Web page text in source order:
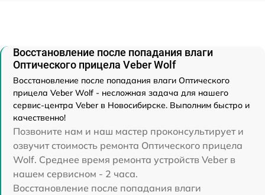
Восстановление после попадания влаги
Оптического прицела Veber Wolf
Восстановление после попадания влаги Оптического
прицела Veber Wolf - несложная задача для нашего
сервис-центра Veber в Новосибирске. Выполним быстро и
качественно!
Позвоните нам и наш мастер проконсультирует и
озвучит стоимость ремонта Оптического прицела
Wolf. Среднее время ремонта устройств Veber в
нашем сервисном - 2 часа.
Восстановление после попадания влаги